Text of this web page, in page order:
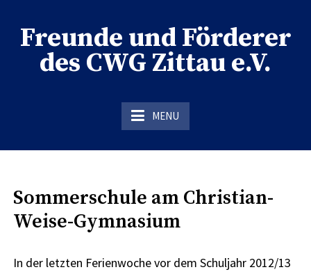
contentFreunde und Förderer
des CWG Zittau e.V.
MENU
Sommerschule am Christian-
Weise-Gymnasium
In der letzten Ferienwoche vor dem Schuljahr 2012/13